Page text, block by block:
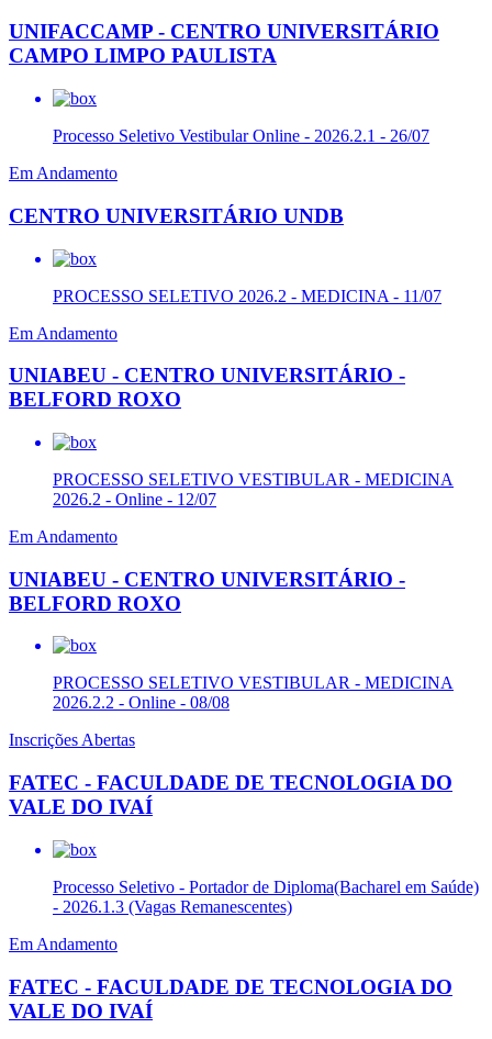
UNIFACCAMP - CENTRO UNIVERSITÁRIO
CAMPO LIMPO PAULISTA
Processo Seletivo Vestibular Online - 2026.2.1 - 26/07
Em Andamento
CENTRO UNIVERSITÁRIO UNDB
PROCESSO SELETIVO 2026.2 - MEDICINA - 11/07
Em Andamento
UNIABEU - CENTRO UNIVERSITÁRIO -
BELFORD ROXO
PROCESSO SELETIVO VESTIBULAR - MEDICINA
2026.2 - Online - 12/07
Em Andamento
UNIABEU - CENTRO UNIVERSITÁRIO -
BELFORD ROXO
PROCESSO SELETIVO VESTIBULAR - MEDICINA
2026.2.2 - Online - 08/08
Inscrições Abertas
FATEC - FACULDADE DE TECNOLOGIA DO
VALE DO IVAÍ
Processo Seletivo - Portador de Diploma(Bacharel em Saúde)
- 2026.1.3 (Vagas Remanescentes)
Em Andamento
FATEC - FACULDADE DE TECNOLOGIA DO
VALE DO IVAÍ